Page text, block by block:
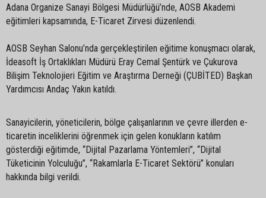
Adana Organize Sanayi Bölgesi Müdürlüğü’nde, AOSB Akademi
eğitimleri kapsamında, E-Ticaret Zirvesi düzenlendi.
AOSB Seyhan Salonu’nda gerçekleştirilen eğitime konuşmacı olarak,
İdeasoft İş Ortaklıkları Müdürü Eray Cemal Şentürk ve Çukurova
Bilişim Teknolojieri Eğitim ve Araştırma Derneği (ÇUBİTED) Başkan
Yardımcısı Andaç Yakın katıldı.
Sanayicilerin, yöneticilerin, bölge çalışanlarının ve çevre illerden e-
ticaretin inceliklerini öğrenmek için gelen konukların katılım
gösterdiği eğitimde, “Dijital Pazarlama Yöntemleri”, “Dijital
Tüketicinin Yolculuğu”, “Rakamlarla E-Ticaret Sektörü” konuları
hakkında bilgi verildi.